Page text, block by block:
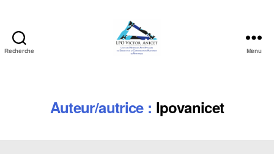
Recherche Menu
Auteur/autrice : lpovanicet